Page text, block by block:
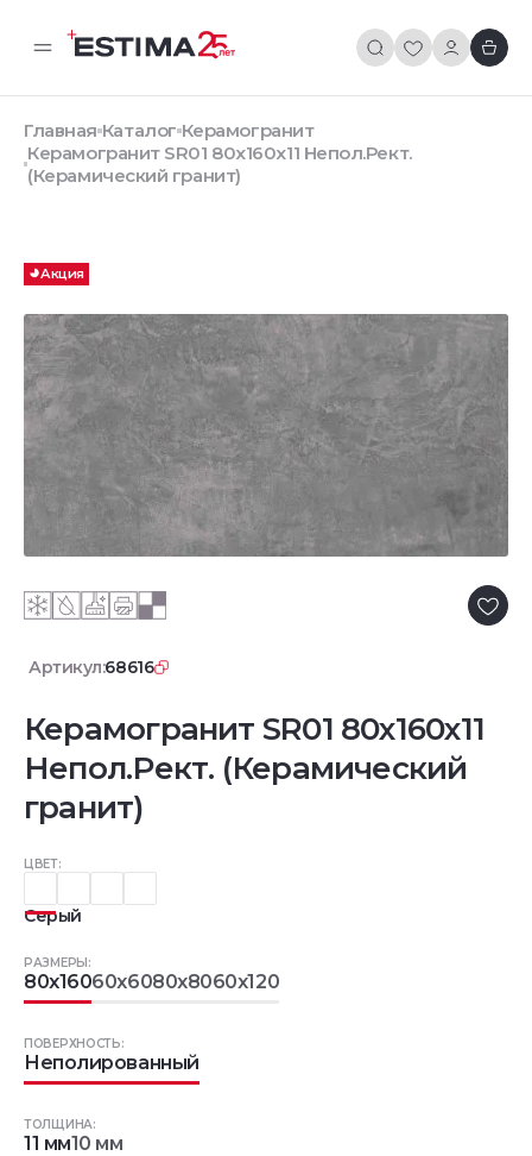
Главная Каталог Керамогранит
Керамогранит SR01 80x160x11 Непол.Рект.
(Керамический гранит)
Акция
Артикул:68616
Керамогранит SR01 80x160x11
Непол.Рект. (Керамический
гранит)
ЦВЕТ:
Серый
РАЗМЕРЫ:
80x16060x6080x8060x120
ТОЛЩИНА:
11 мм10 мм
ПОВЕРХНОСТЬ:
Неполированный